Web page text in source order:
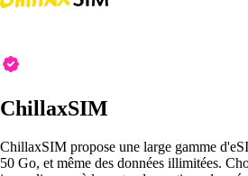
ChillaxSIM
ChillaxSIM propose une large gamme
50 Go, et même des données illimitées.